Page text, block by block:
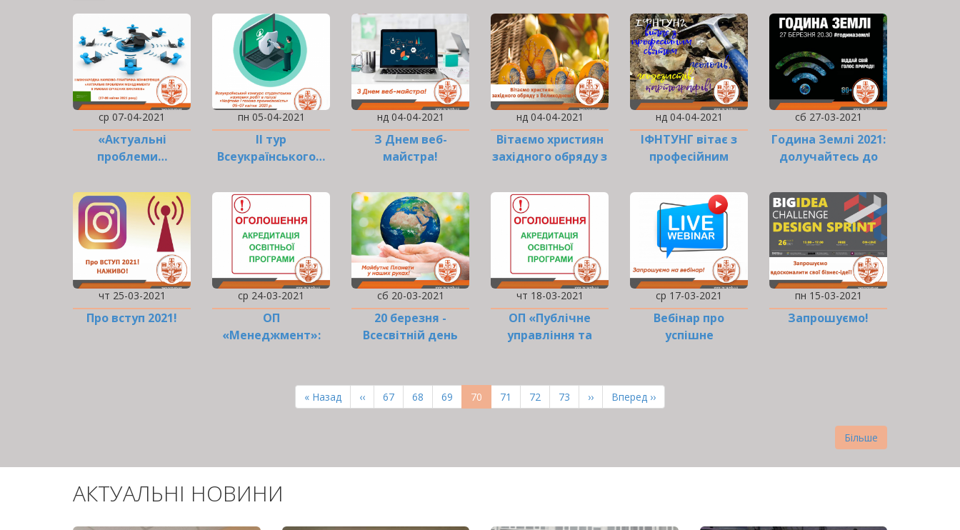
ср 07-04-2021
«Актуальні
проблеми…
пн 05-04-2021
ІІ тур
Всеукраїнського…
нд 04-04-2021
З Днем веб-
майстра!
нд 04-04-2021
Вітаємо християн
західного обряду з
нд 04-04-2021
ІФНТУНГ вітає з
професійним
сб 27-03-2021
Година Землі 2021:
долучайтесь до
чт 25-03-2021
Про вступ 2021!
ср 24-03-2021
ОП
«Менеджмент»:
сб 20-03-2021
20 березня -
Всесвітній день
чт 18-03-2021
ОП «Публічне
управління та
експертної групи
ср 17-03-2021
Вебінар про
успішне
пн 15-03-2021
Запрошуємо!
Перша
сторінка
« Назад
Попередня
сторінка
‹‹ Page
67 Page
68 Page
69
Поточна
сторінка
70 Page
71 Page
72 Page
73
Наступна
сторінка
››
Остання
сторінка
Вперед ››
Більше
АКТУАЛЬНІ НОВИНИ